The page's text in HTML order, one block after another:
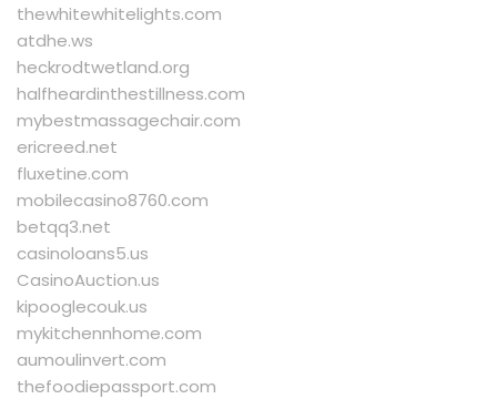
thewhitewhitelights.com
atdhe.ws
heckrodtwetland.org
halfheardinthestillness.com
mybestmassagechair.com
ericreed.net
fluxetine.com
mobilecasino8760.com
betqq3.net
casinoloans5.us
CasinoAuction.us
kipooglecouk.us
mykitchennhome.com
aumoulinvert.com
thefoodiepassport.com